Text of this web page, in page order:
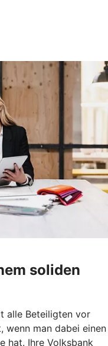
soliden
alle Beteiligten vor
wenn man dabei einen
hat. Ihre Volksbank